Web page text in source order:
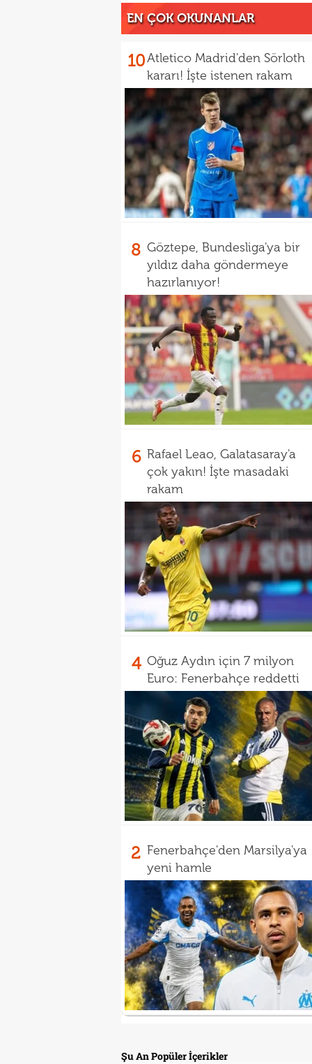
EN ÇOK OKUNANLAR
10Atletico Madrid'den Sörloth
kararı! İşte istenen rakam
8 Göztepe, Bundesliga'ya bir
yıldız daha göndermeye
hazırlanıyor!
6 Rafael Leao, Galatasaray'a
çok yakın! İşte masadaki
rakam
4 Oğuz Aydın için 7 milyon
Euro: Fenerbahçe reddetti
2 Fenerbahçe'den Marsilya'ya
yeni hamle
Şu An Popüler İçerikler